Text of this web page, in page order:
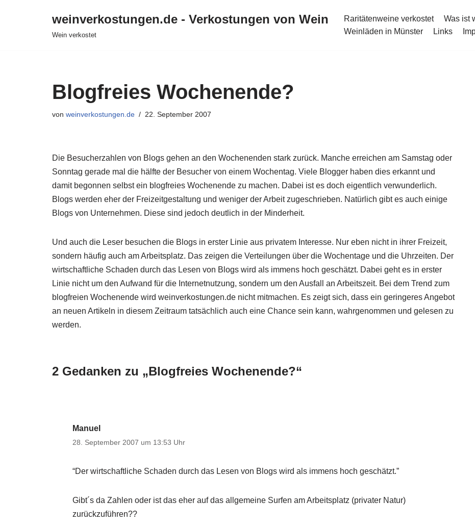
weinverkostungen.de - Verkostungen von Wein
Wein verkostet
Raritätenweine verkostet Was ist
Weinläden in Münster
Links
Blogfreies Wochenende?
von weinverkostungen.de 22. September 2007
Die Besucherzahlen von Blogs gehen an den Wochenenden stark zurück. Manche erreichen am Samstag oder
Sonntag gerade mal die hälfte der Besucher von einem Wochentag. Viele Blogger haben dies erkannt und
damit begonnen selbst ein blogfreies Wochenende zu machen. Dabei ist es doch eigentlich verwunderlich.
Blogs werden eher der Freizeitgestaltung und weniger der Arbeit zugeschrieben. Natürlich gibt es auch einige
Blogs von Unternehmen. Diese sind jedoch deutlich in der Minderheit.
Und auch die Leser besuchen die Blogs in erster Linie aus privatem Interesse. Nur eben nicht in ihrer Freizeit,
sondern häufig auch am Arbeitsplatz. Das zeigen die Verteilungen über die Wochentage und die Uhrzeiten. Der
wirtschaftliche Schaden durch das Lesen von Blogs wird als immens hoch geschätzt. Dabei geht es in erster
Linie nicht um den Aufwand für die Internetnutzung, sondern um den Ausfall an Arbeitszeit. Bei dem Trend zum
blogfreien Wochenende wird weinverkostungen.de nicht mitmachen. Es zeigt sich, dass ein geringeres Angebot
an neuen Artikeln in diesem Zeitraum tatsächlich auch eine Chance sein kann, wahrgenommen und gelesen zu
werden.
2 Gedanken zu „Blogfreies Wochenende?“
Manuel
28. September 2007 um 13:53 Uhr
“Der wirtschaftliche Schaden durch das Lesen von Blogs wird als immens hoch geschätzt.”
Gibt´s da Zahlen oder ist das eher auf das allgemeine Surfen am Arbeitsplatz (privater Natur)
zurückzuführen??